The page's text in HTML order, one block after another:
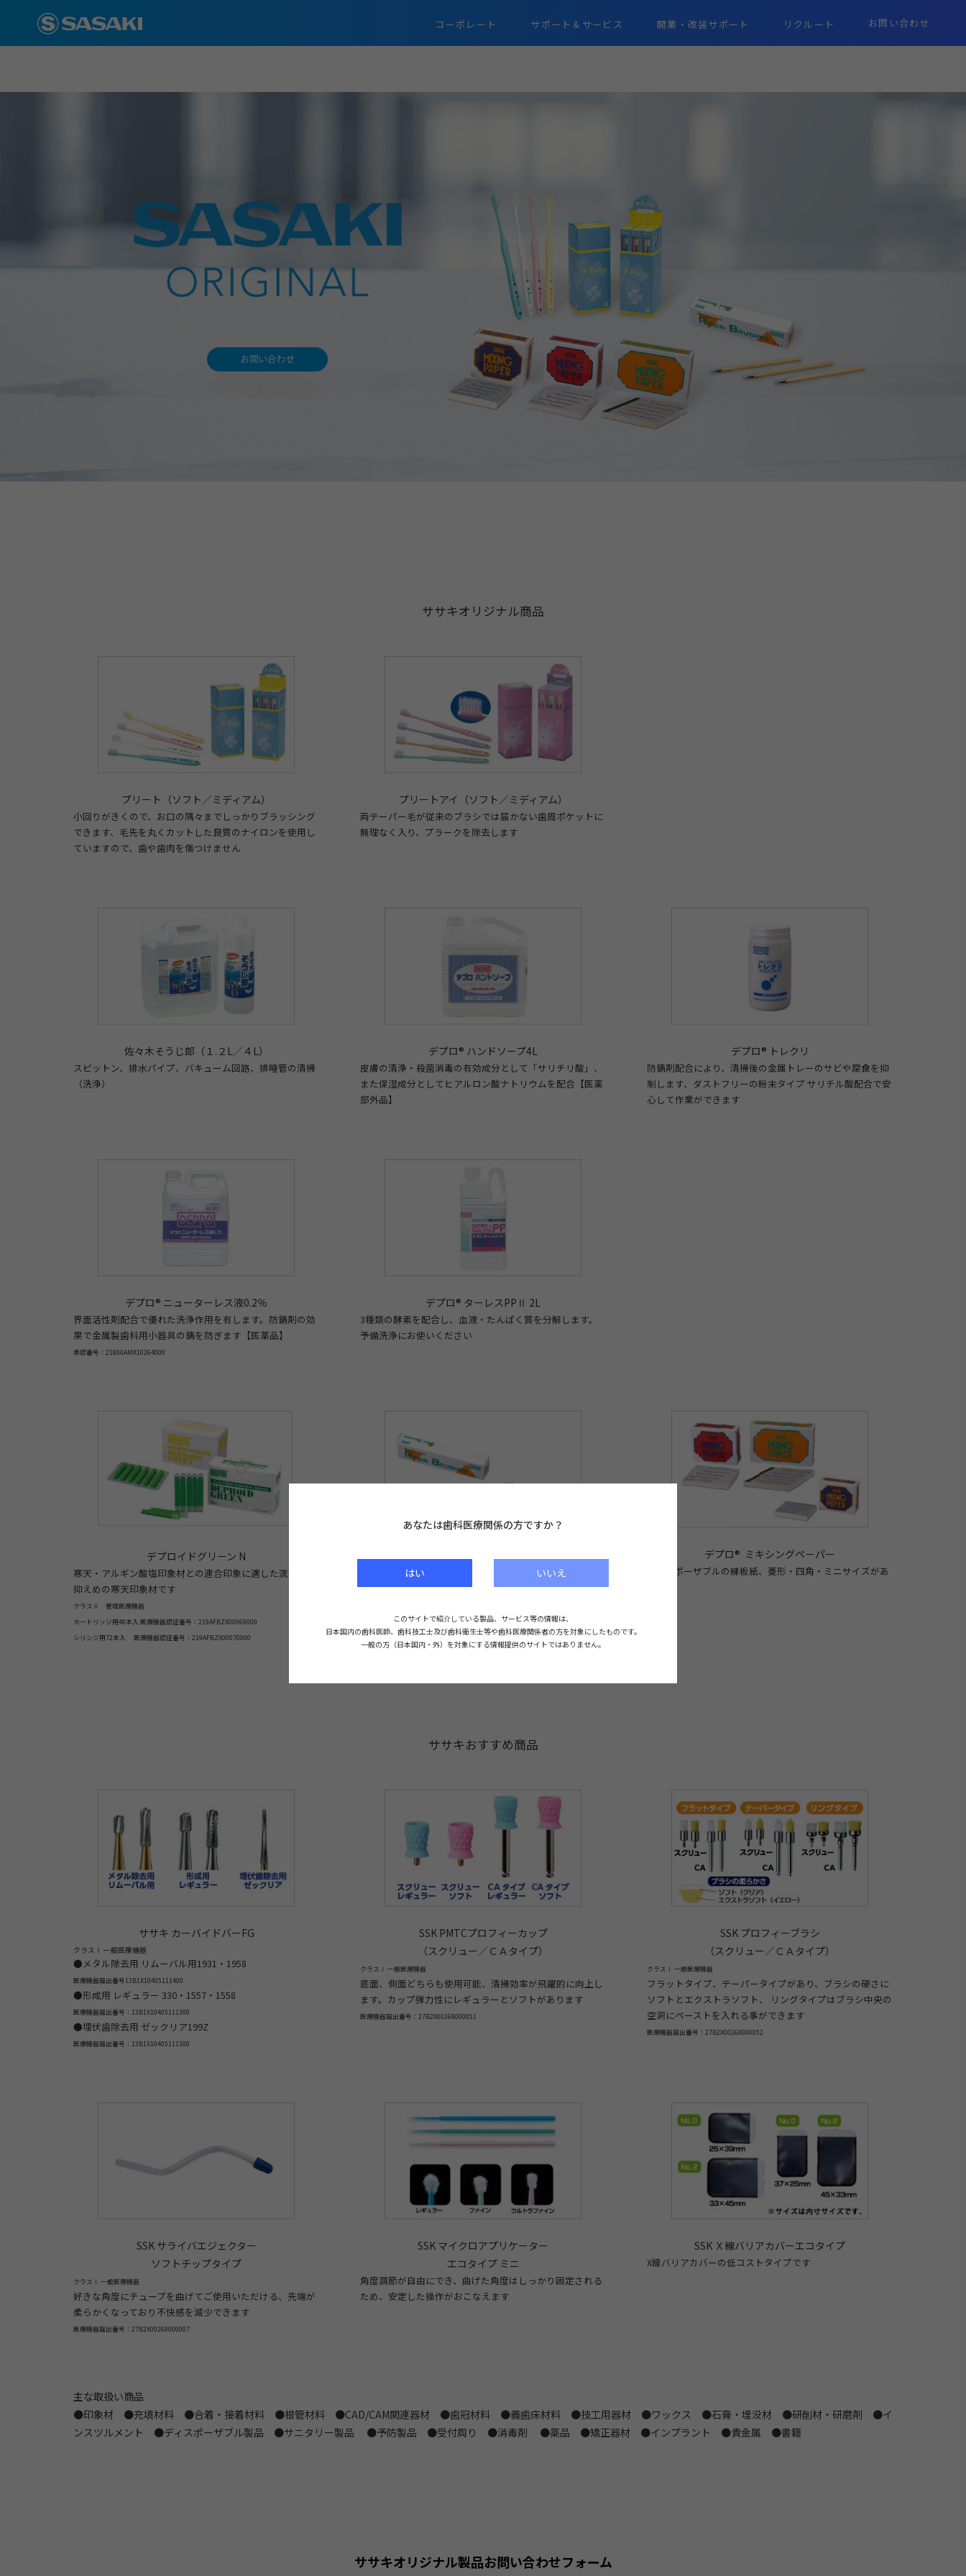
あなたは歯科医療関係の方ですか？
はい いいえ
このサイトで紹介している製品、サービス等の情報は、
日本国内の歯科医師、歯科技工士及び歯科衛生士等や歯科医療関係者の方を対象にしたものです。
一般の方（日本国内・外）を対象にする情報提供のサイトではありません。
コーポレート サポート＆サービス 開業・改装サポート リクルート お問い合わせ
ササキオリジナル商品
プリート（ソフト／ミディアム）
小回りがきくので、お口の隅々までしっかりブラッシング
できます、毛先を丸くカットした良質のナイロンを使用し
ていますので、歯や歯肉を傷つけません
プリートアイ（ソフト／ミディアム）
両テーパー毛が従来のブラシでは届かない歯周ポケットに
無理なく入り、プラークを除去します
佐々木そうじ郎（１.２L／４L）
スピットン、排水パイプ、バキューム回路、排唾管の清掃
（洗浄）
デプロ® ハンドソープ4L
皮膚の清浄・殺菌消毒の有効成分として「サリチリ酸」、
また保湿成分としてヒアルロン酸ナトリウムを配合【医薬
部外品】
デプロ® トレクリ
防錆剤配合により、清掃後の金属トレーのサビや腐食を抑
制します、ダストフリーの粉末タイプ サリチル酸配合で安
心して作業ができます
デプロ® ニューターレス液0.2％
界面活性剤配合で優れた洗浄作用を有します。防錆剤の効
果で金属製歯科用小器具の錆を防ぎます【医薬品】
承認番号：21800AMX10264000
デプロ® ターレスPPⅡ 2L
3種類の酵素を配合し、血液・たんぱく質を分解します。
予備洗浄にお使いください
デプロイドグリーン N
寒天・アルギン酸塩印象材との連合印象に適した流動性が
抑えめの寒天印象材です
クラスⅡ 管理医療機器
カートリッジ用48本入 医療機器認証番号：219AFBZX00069000
シリンジ用72本入 医療機器認証番号：219AFBZX00070000
即時重合用レジンブラシ
デプロ® ミキシングペーパー
ディスポーザブルの練板紙、菱形・四角・ミニサイズがあ
ササキおすすめ商品
ササキ カーバイドバーFG
クラスⅠ 一般医療機器
●メタル除去用 リムーバル用1931・1958
医療機器届出番号13B1X10405111400
●形成用 レギュラー 330・1557・1558
医療機器届出番号：13B1X10405111300
●埋伏歯除去用 ゼックリア199Z
医療機器届出番号：13B1X10405111300
SSK PMTCプロフィーカップ
（スクリュー／ＣＡタイプ）
クラスⅠ 一般医療機器
底面、側面どちらも使用可能、清掃効率が飛躍的に向上し
ます。カップ弾力性にレギュラーとソフトがあります
医療機器届出番号：27B2X00268000051
SSK プロフィーブラシ
（スクリュー／ＣＡタイプ）
クラスⅠ 一般医療機器
フラットタイプ、テーパータイプがあり、ブラシの硬さに
ソフトとエクストラソフト、 リングタイプはブラシ中央の
空洞にペーストを入れる事ができます
医療機器届出番号：27B2X00268000052
SSK サライバエジェクター
ソフトチップタイプ
クラスⅠ 一般医療機器
好きな角度にチューブを曲げてご使用いただける、先端が
柔らかくなっており不快感を減少できます
医療機器届出番号：27B2X00268000007
SSK マイクロアプリケーター
エコタイプ ミニ
角度調節が自由にでき、曲げた角度はしっかり固定される
ため、安定した操作がおこなえます
SSK Ｘ線バリアカバーエコタイプ
X線バリアカバーの低コストタイプです
主な取扱い商品
●印象材 ●充填材料 ●合着・接着材料 ●根管材料 ●CAD/CAM関連器材 ●歯冠材料 ●義歯床材料 ●技工用器材 ●ワックス ●石膏・埋没材 ●研削材・研磨剤 ●イ
ンスツルメント ●ディスポーザブル製品 ●サニタリー製品 ●予防製品 ●受付周り ●消毒剤 ●薬品 ●矯正器材 ●インプラント ●貴金属 ●書籍